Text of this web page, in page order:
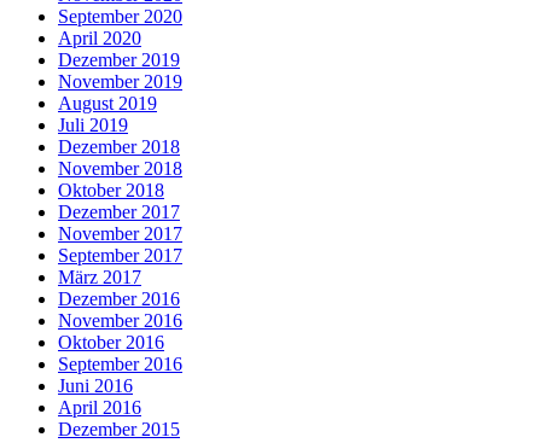
September 2020
April 2020
Dezember 2019
November 2019
August 2019
Juli 2019
Dezember 2018
November 2018
Oktober 2018
Dezember 2017
November 2017
September 2017
März 2017
Dezember 2016
November 2016
Oktober 2016
September 2016
Juni 2016
April 2016
Dezember 2015